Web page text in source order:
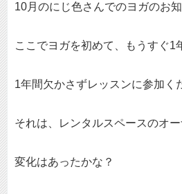
10月のにじ色さんでのヨガのお知
ここでヨガを初めて、もうすぐ1
1年間欠かさずレッスンに参加く
それは、レンタルスペースのオー
変化はあったかな？